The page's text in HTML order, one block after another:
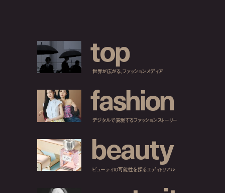
top
世界が広がる、ファッションメディア
fashion
デジタルで表現するファッションストーリー
beauty
ビューティの可能性を探るエディトリアル